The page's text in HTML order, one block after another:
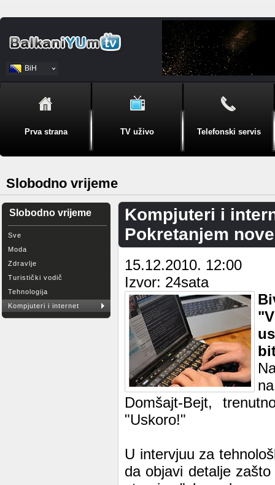
BiH
Srpski
Prva strana TV uživo Telefonski servis
Slobodno vrijeme
Slobodno vrijeme
Sve
Moda
Zdravlje
Turistički vodič
Tehnologija
Kompjuteri i internet
Kompjuteri i
Pokretanjem
15.12.2010. 12:00
Izvor: 24sata
Domšajt-Bejt,
"Uskoro!"
U intervjuu za
da objavi detalje